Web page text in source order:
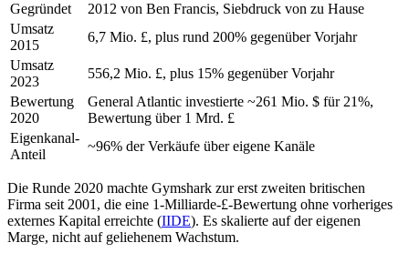
Gegründet
2012 von Ben Francis, Siebdruck von zu Hause
Umsatz
2015
6,7 Mio. £, plus rund 200% gegenüber Vorjahr
Umsatz
2023
556,2 Mio. £, plus 15% gegenüber Vorjahr
Bewertung
2020
General Atlantic investierte ~261 Mio. $ für 21%,
Bewertung über 1 Mrd. £
Eigenkanal-
Anteil
~96% der Verkäufe über eigene Kanäle
Die Runde 2020 machte Gymshark zur erst zweiten britischen
Firma seit 2001, die eine 1-Milliarde-£-Bewertung ohne vorheriges
externes Kapital erreichte (IIDE). Es skalierte auf der eigenen
Marge, nicht auf geliehenem Wachstum.